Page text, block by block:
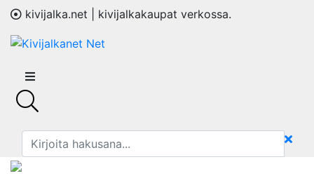
kivijalka.net | kivijalkakaupat verkossa.